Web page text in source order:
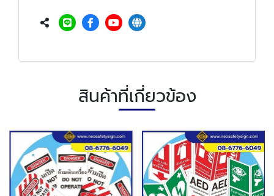
สินค้าที่เกี่ยวข้อง